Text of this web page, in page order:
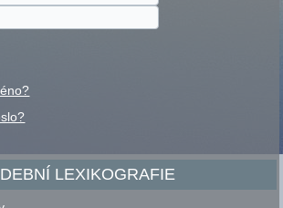
LEXIKOGRAFIE